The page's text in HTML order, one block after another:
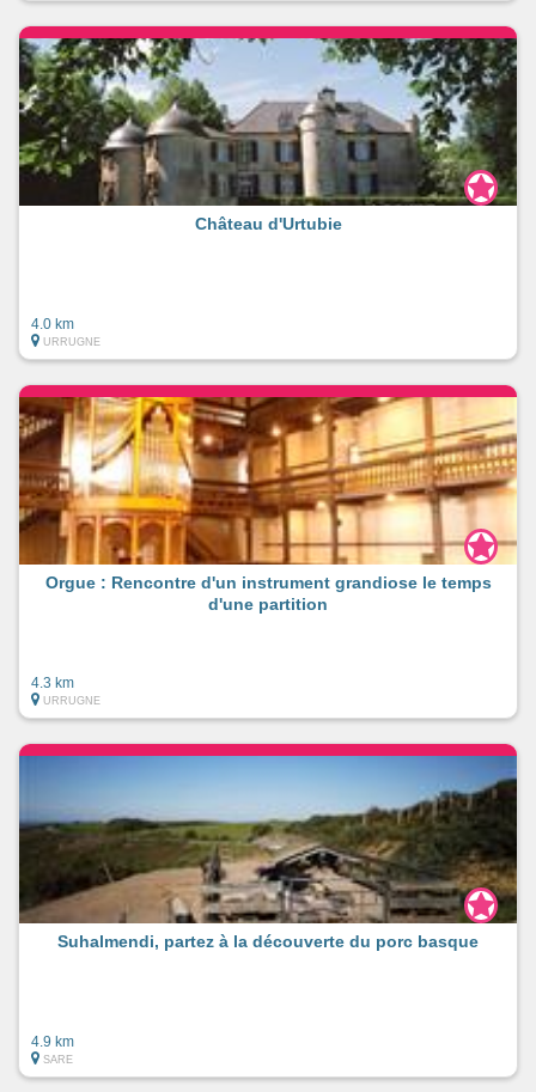
Château d'Urtubie
4.0 km
URRUGNE
Orgue : Rencontre d'un instrument grandiose le temps
d'une partition
4.3 km
URRUGNE
Suhalmendi, partez à la découverte du porc basque
4.9 km
SARE